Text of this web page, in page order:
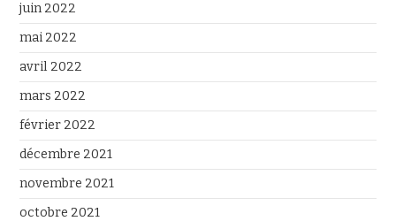
juin 2022
mai 2022
avril 2022
mars 2022
février 2022
décembre 2021
novembre 2021
octobre 2021